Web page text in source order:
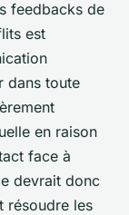
feedbacks de
est
dans toute
en raison
face à
devrait donc
résoudre les